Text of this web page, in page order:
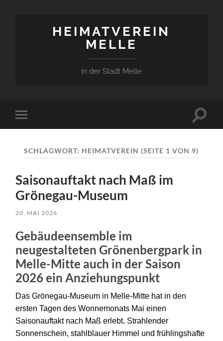
HEIMATVEREIN
MELLE
in der Stadt Melle
Mobile-
Menü
SCHLAGWORT: HEIMATVEREIN (SEITE 1 VON 9)
Saisonauftakt nach Maß im
Grönegau-Museum
20. MAI 2026
Gebäudeensemble im
neugestalteten Grönenbergpark in
Melle-Mitte auch in der Saison
2026 ein Anziehungspunkt
Das Grönegau-Museum in Melle-Mitte hat in den
ersten Tagen des Wonnemonats Mai einen
Saisonauftakt nach Maß erlebt. Strahlender
Sonnenschein, stahlblauer Himmel und frühlingshafte